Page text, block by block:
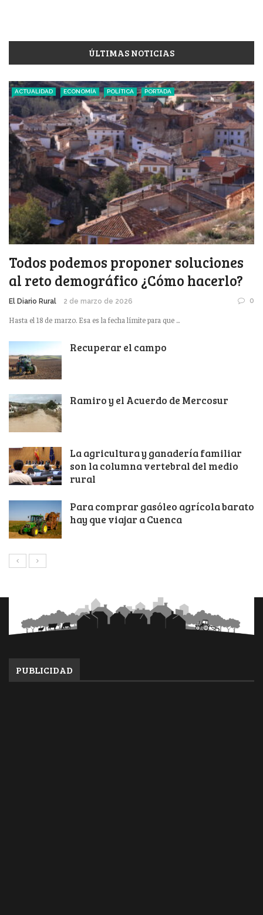
ÚLTIMAS NOTICIAS
ACTUALIDAD ECONOMÍA POLÍTICA PORTADA
Todos podemos proponer soluciones
al reto demográfico ¿Cómo hacerlo?
El Diario Rural 2 de marzo de 2026 0
Hasta el 18 de marzo. Esa es la fecha límite para que ...
Recuperar el campo
Ramiro y el Acuerdo de Mercosur
La agricultura y ganadería familiar
son la columna vertebral del medio
rural
Para comprar gasóleo agrícola barato
hay que viajar a Cuenca
PUBLICIDAD